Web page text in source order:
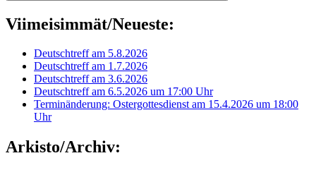
Viimeisimmät/Neueste:
Deutschtreff am 5.8.2026
Deutschtreff am 1.7.2026
Deutschtreff am 3.6.2026
Deutschtreff am 6.5.2026 um 17:00 Uhr
Terminänderung: Ostergottesdienst am 15.4.2026 um 18:00
Uhr
Arkisto/Archiv: